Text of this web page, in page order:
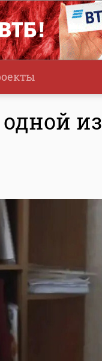
из